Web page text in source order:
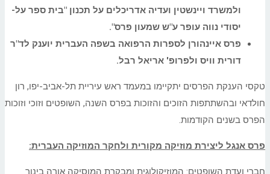
ולמשרד ויינשטין ועדיה אדריכלים על תכנון "בית ספר על-
יסודי נווה עופר ע"ש שמעון פרס".
פרס איינהורן לספרות הרפואה בשפה העברית יוענק לד"ר
דורית וויס ולפרופ' אריאל רבל.
טקסי הענקת הפרסים יתקיימו במעמד ראש עיריית תל-אביב-יפו, רון
חולדאי ובהשתתפות הזוכים והזוכות בפרס השנה, השופטים וזוכי וזוכות
הפרס בשנים הקודמות.
פרס אנגל ליצירת מוזיקה מקורית ולחקר המוזיקה העברית:
חברי ועדת השופטים: המוזיקולוגית ומבקרת המוסיקה אורה בינור